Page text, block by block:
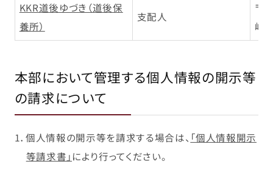
KKR道後ゆづき（道後保
養所）
支配人
〒
崎
本部において管理する個人情報の開示等
の請求について
1．個人情報の開示等を請求する場合は、 「個人情報開示
等請求書」 により行ってください。